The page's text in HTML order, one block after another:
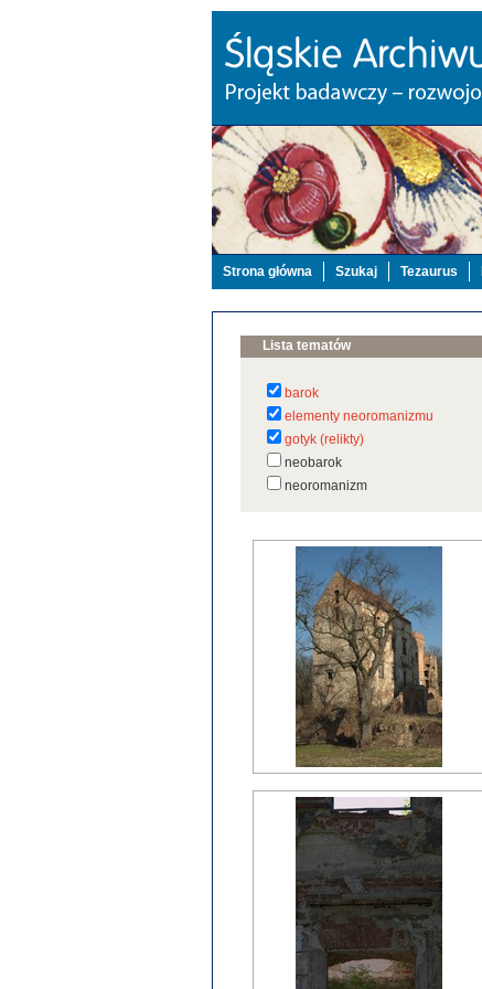
Strona główna Szukaj Tezaurus
Lista tematów
barok
elementy neoromanizmu
gotyk (relikty)
neobarok
neoromanizm
renesans?
wczesny barok